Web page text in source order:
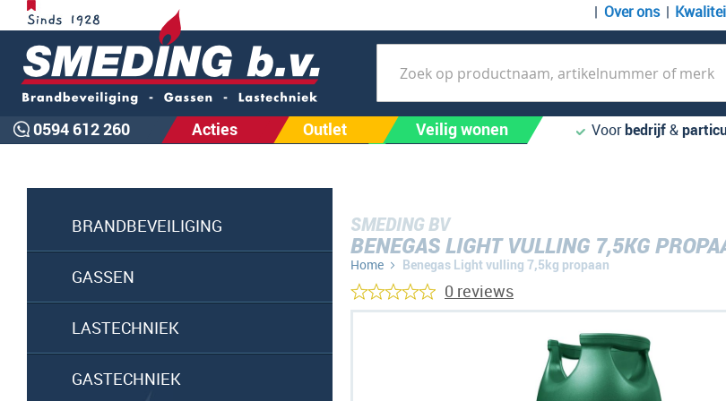
Over ons
Zoek
0594 612 260 Acties Outlet Veilig wonen Voorbedrijf&
BRANDBEVEILIGING
GASSEN
LASTECHNIEK
GASTECHNIEK
SMEDING BV
BENEGAS LIGHT VULLING 7,5KG
Home Benegas Light vulling 7,5kg propaan
0 reviews
Ga